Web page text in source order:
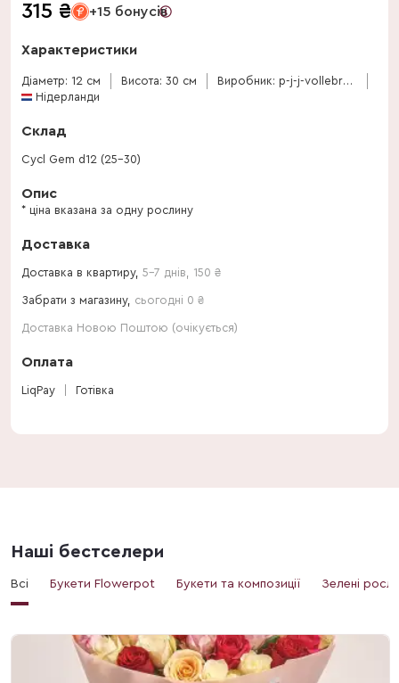
315 ₴ +15 бонусів
Характеристики
Діаметр: 12 см Висота: 30 см
Виробник: p-j-j-vollebregt-bv
Нідерланди
Склад
Cycl Gem d12 (25-30)
Опис
* ціна вказана за одну рослину
Доставка
Доставка в квартиру, 5-7 днів 150 ₴
Забрати з магазину, сьогодні 0 ₴
Доставка Новою Поштою (очікується)
Оплата
LiqPay Готівка
Наші бестселери
Всі Букети Flowerpot Букети та композиції Зелені